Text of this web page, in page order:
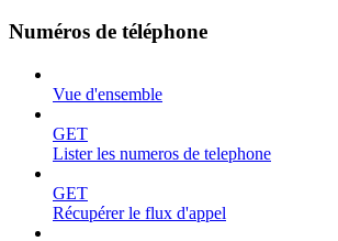
Numéros de téléphone
Vue d'ensemble
GET
Lister les numeros de telephone
GET
Récupérer le flux d'appel